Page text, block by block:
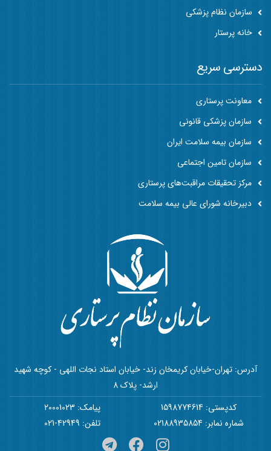
سازمان نظام پزشکی
خانه پرستار
آدرس: تهران-خیابان کریمخان زند- خیابان استاد نجات اللهی - کوچه شهید
ارشد- پلاک 8
کدپستی: 1598774614
پیامک: 20001023
شماره نمابر: 02188935854
تلفن: 42949-021
دسترسی سریع
معاونت پرستاری
سازمان پزشکی قانونی
سازمان بیمه سلامت ایران
سازمان تامین اجتماعی
مرکز تحقیقات مراقبت‌های پرستاری
دبیرخانه شورای عالی بیمه سلامت